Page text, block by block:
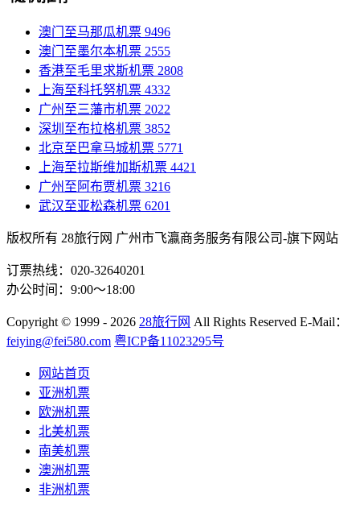
澳门至马那瓜机票 9496
澳门至墨尔本机票 2555
香港至毛里求斯机票 2808
上海至科托努机票 4332
广州至三藩市机票 2022
深圳至布拉格机票 3852
北京至巴拿马城机票 5771
上海至拉斯维加斯机票 4421
广州至阿布贾机票 3216
武汉至亚松森机票 6201
版权所有 28旅行网 广州市飞瀛商务服务有限公司-旗下网站
订票热线：020-32640201
办公时间：9:00～18:00
Copyright © 1999 - 2026 28旅行网 All Rights Reserved E-Mail：
feiying@fei580.com 粤ICP备11023295号
网站首页
亚洲机票
欧洲机票
北美机票
南美机票
澳洲机票
非洲机票